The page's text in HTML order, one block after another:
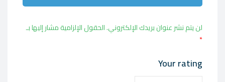
لن يتم نشر عنوان بريدك الإلكتروني.الحقول الإلزامية مشار إليها بـ
*
Your rating